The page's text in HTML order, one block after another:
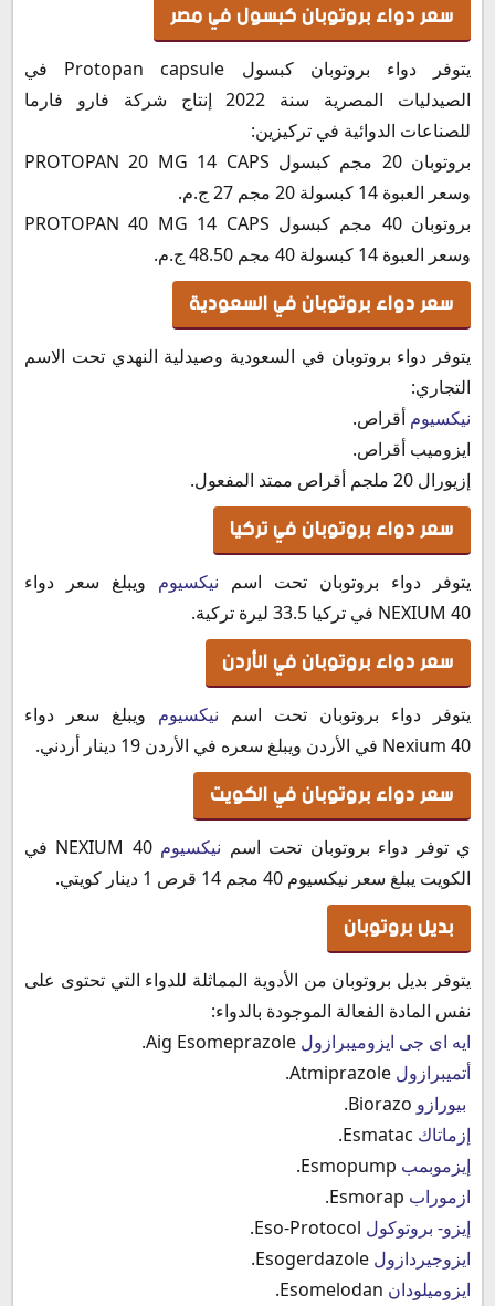
سعر دواء بروتوبان كبسول في مصر
يتوفر دواء بروتوبان كبسول Protopan capsule في
الصيدليات المصرية سنة 2022 إنتاج شركة فارو فارما
للصناعات الدوائية في تركيزين:
بروتوبان 20 مجم كبسول PROTOPAN 20 MG 14 CAPS
وسعر العبوة 14 كبسولة 20 مجم 27 ج.م.
بروتوبان 40 مجم كبسول PROTOPAN 40 MG 14 CAPS
وسعر العبوة 14 كبسولة 40 مجم 48.50 ج.م.
سعر دواء بروتوبان في السعودية
يتوفر دواء بروتوبان في السعودية وصيدلية النهدي تحت الاسم
التجاري:
نيكسيوم أقراص.
ايزوميب أقراص.
إزيورال 20 ملجم أقراص ممتد المفعول.‏
سعر دواء بروتوبان في تركيا
يتوفر دواء بروتوبان تحت اسم نيكسيوم ويبلغ سعر دواء
NEXIUM 40 في تركيا 33.5 ليرة تركية.
سعر دواء بروتوبان في الأردن
يتوفر دواء بروتوبان تحت اسم نيكسيوم ويبلغ سعر دواء
Nexium 40 في الأردن ويبلغ سعره في الأردن 19 دينار أردني.
سعر دواء بروتوبان في الكويت
ي توفر دواء بروتوبان تحت اسم نيكسيوم
NEXIUM 40 في
الكويت يبلغ سعر نيكسيوم 40 مجم 14 قرص 1 دينار كويتي.
بديل بروتوبان
يتوفر بديل بروتوبان من الأدوية المماثلة للدواء التي تحتوى على
نفس المادة الفعالة الموجودة بالدواء:
ايه اى جى ايزوميبرازول
أتميبرازول
بيورازو
إزماتاك
إيزموبمب
ازموراب
إيزو- بروتوكول
ايزوجيردازول
ايزوميلودان